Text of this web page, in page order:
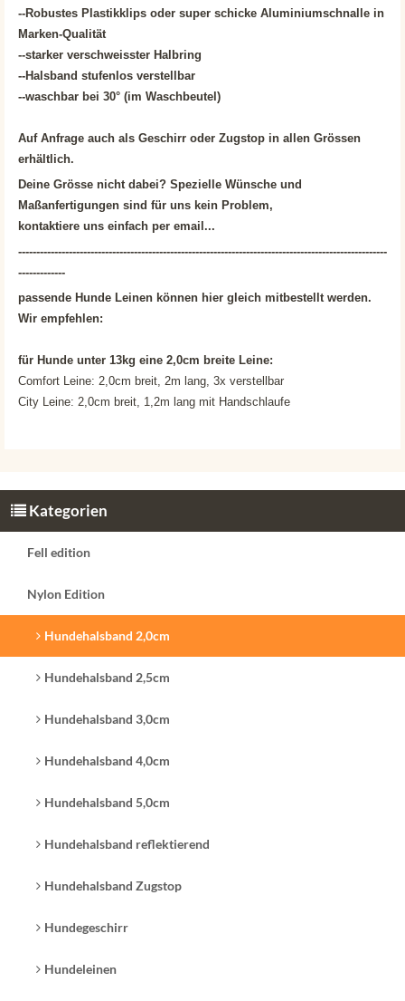
--Robustes Plastikklips oder super schicke Aluminiumschnalle in
Marken-Qualität
--starker verschweisster Halbring
--Halsband stufenlos verstellbar
--waschbar bei 30° (im Waschbeutel)
Auf Anfrage auch als Geschirr oder Zugstop in allen Grössen
erhältlich.
Deine Grösse nicht dabei? Spezielle Wünsche und
Maßanfertigungen sind für uns kein Problem,
kontaktiere uns einfach per email...
------------------------------------------------------------------------------------------------------
-------------
passende Hunde Leinen können hier gleich mitbestellt werden.
Wir empfehlen:
für Hunde unter 13kg eine 2,0cm breite Leine:
Comfort Leine: 2,0cm breit, 2m lang, 3x verstellbar
City Leine: 2,0cm breit, 1,2m lang mit Handschlaufe
Kategorien
Fell edition
Nylon Edition
Hundehalsband 2,0cm
Hundehalsband 2,5cm
Hundehalsband 3,0cm
Hundehalsband 4,0cm
Hundehalsband 5,0cm
Hundehalsband reflektierend
Hundehalsband Zugstop
Hundegeschirr
Hundeleinen